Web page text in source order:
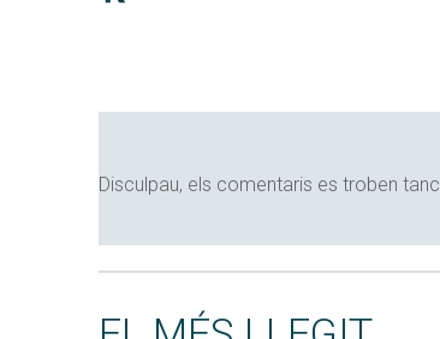
Disculpau, els comentaris es troben